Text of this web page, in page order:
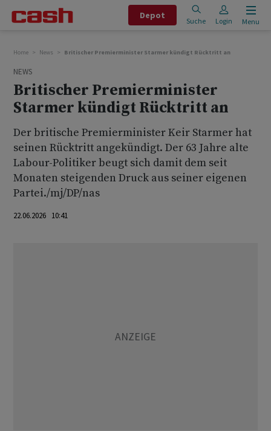
Depot
Suche Login Menu
Home News Britischer Premierminister Starmer kündigt Rücktritt an
NEWS
Britischer Premierminister
Starmer kündigt Rücktritt an
Der britische Premierminister Keir Starmer hat
seinen Rücktritt angekündigt. Der 63 Jahre alte
Labour-Politiker beugt sich damit dem seit
Monaten steigenden Druck aus seiner eigenen
Partei./mj/DP/nas
22.06.2026 10:41